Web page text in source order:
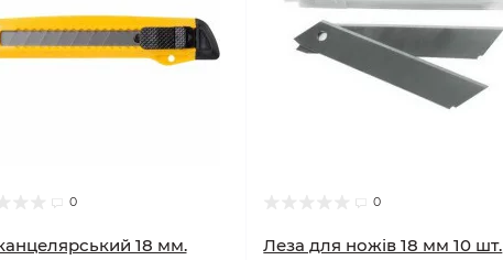
0
18 мм.
0
Леза для ножів 18 мм 10 шт.